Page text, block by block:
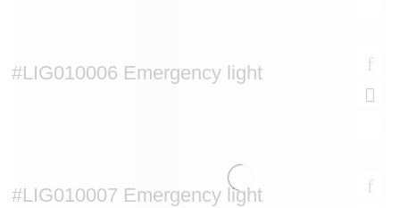
#LIG010006 Emergency light
#LIG010007 Emergency light